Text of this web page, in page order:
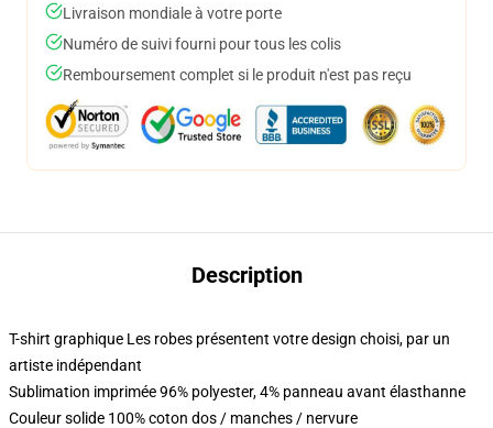
Livraison mondiale à votre porte
Numéro de suivi fourni pour tous les colis
Remboursement complet si le produit n'est pas reçu
Description
T-shirt graphique Les robes présentent votre design choisi, par un
artiste indépendant
Sublimation imprimée 96% polyester, 4% panneau avant élasthanne
Couleur solide 100% coton dos / manches / nervure